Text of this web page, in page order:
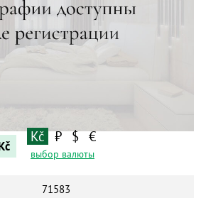
Kč ₽ $ €
выбор валюты
71583